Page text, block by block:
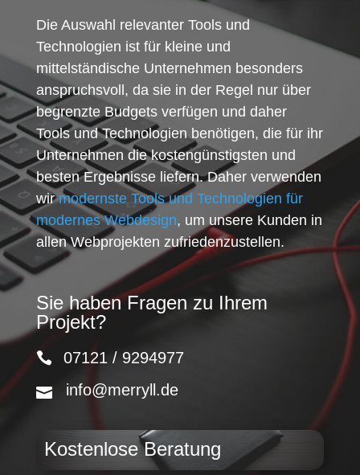
Die Auswahl relevanter Tools und
Technologien ist für kleine und
mittelständische Unternehmen besonders
anspruchsvoll, da sie in der Regel nur über
begrenzte Budgets verfügen und daher
Tools und Technologien benötigen, die für ihr
Unternehmen die kostengünstigsten und
besten Ergebnisse liefern. Daher verwenden
wirmodernste Tools und Technologien für
modernes Webdesign, um unsere Kunden in
allen Webprojekten zufriedenzustellen.
Sie haben Fragen zu Ihrem
Projekt?
07121 / 9294977
info@merryll.de
Kostenlose Beratung